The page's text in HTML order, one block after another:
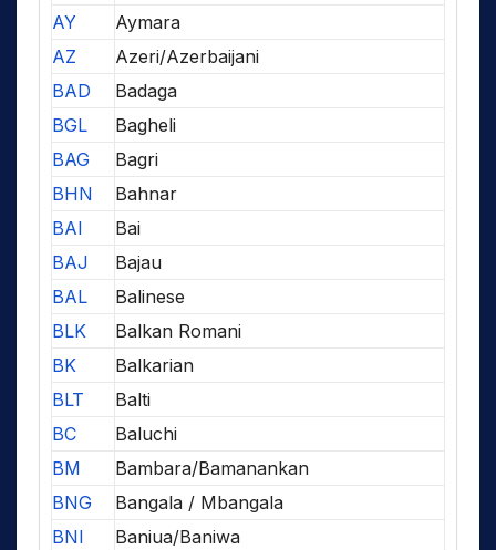
AY
Aymara
AZ
Azeri/Azerbaijani
BAD
Badaga
BGL
Bagheli
BAG
Bagri
BHN
Bahnar
BAI
Bai
BAJ
Bajau
BAL
Balinese
BLK
Balkan Romani
BK
Balkarian
BLT
Balti
BC
Baluchi
BM
Bambara/Bamanankan
BNG
Bangala / Mbangala
BNI
Baniua/Baniwa